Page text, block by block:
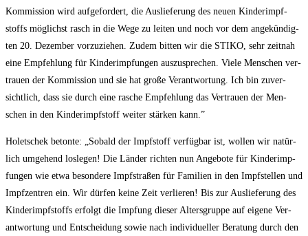
Kom­mis­si­on wird auf­ge­for­dert, die Aus­lie­fe­rung des neu­en Kin­der­impf­
stoffs mög­lichst rasch in die Wege zu lei­ten und noch vor dem ange­kün­dig­
ten 20. Dezem­ber vor­zu­zie­hen. Zudem bit­ten wir die STIKO, sehr zeit­nah
eine Emp­feh­lung für Kin­der­imp­fun­gen aus­zu­spre­chen. Vie­le Men­schen ver­
trau­en der Kom­mis­si­on und sie hat gro­ße Ver­ant­wor­tung. Ich bin zuver­
sicht­lich, dass sie durch eine rasche Emp­feh­lung das Ver­trau­en der Men­
schen in den Kin­der­impf­stoff wei­ter stär­ken kann.”
Holet­schek beton­te: „Sobald der Impf­stoff ver­füg­bar ist, wol­len wir natür­
lich umge­hend los­le­gen! Die Län­der rich­ten nun Ange­bo­te für Kin­der­imp­
fun­gen wie etwa beson­de­re Impf­stra­ßen für Fami­li­en in den Impf­stel­len und
Impf­zen­tren ein. Wir dür­fen kei­ne Zeit ver­lie­ren! Bis zur Aus­lie­fe­rung des
Kin­der­impf­stoffs erfolgt die Imp­fung die­ser Alters­grup­pe auf eige­ne Ver­
ant­wor­tung und Ent­schei­dung sowie nach indi­vi­du­el­ler Bera­tung durch den